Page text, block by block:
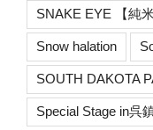
SNAKE EYE 【純
Snow halation
SOUTH DAKOTA
Special Stage in呉